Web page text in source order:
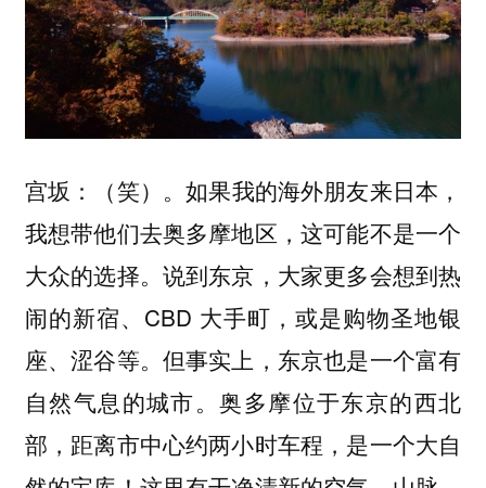
宫坂：
（笑）。如果我的海外朋友来日本，
我想带他们去奥多摩地区，这可能不是一个
大众的选择。说到东京，大家更多会想到热
闹的新宿、CBD 大手町，或是购物圣地银
座、涩谷等。但事实上，东京也是一个富有
自然气息的城市。奥多摩位于东京的西北
部，距离市中心约两小时车程，是一个大自